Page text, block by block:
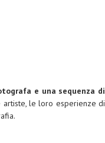
e una sequenza di
le loro esperienze di